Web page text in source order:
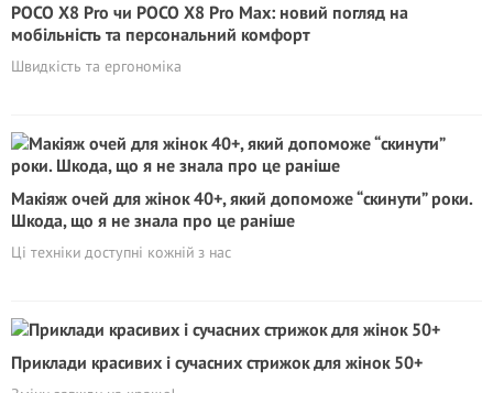
POCO X8 Pro чи POCO X8 Pro Max: новий погляд на
мобільність та персональний комфорт
Швидкість та ергономіка
Макіяж очей для жінок 40+, який допоможе “скинути” роки.
Шкода, що я не знала про це раніше
Ці техніки доступні кожній з нас
Приклади красивих і сучасних стрижок для жінок 50+